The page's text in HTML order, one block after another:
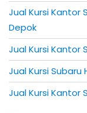
Jual Kursi Kantor
Depok
Jual Kursi Kantor
Jual Kursi
Jual Kursi Kantor